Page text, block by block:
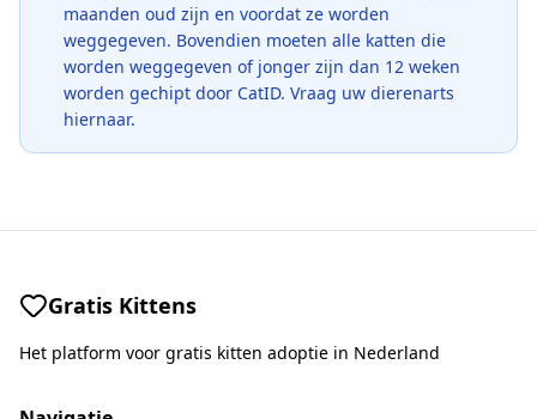
maanden oud zijn en voordat ze worden
weggegeven. Bovendien moeten alle katten die
worden weggegeven of jonger zijn dan 12 weken
worden gechipt door CatID. Vraag uw dierenarts
hiernaar.
Gratis Kittens
Het platform voor gratis kitten adoptie in Nederland